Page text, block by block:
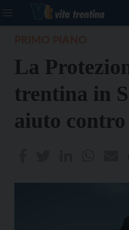
La
trentina in
aiuto